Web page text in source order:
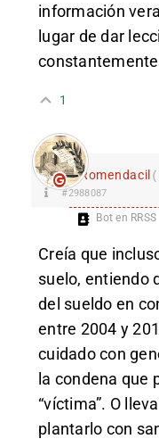
información
lugar de dar
1
Romendacil
#2988087
Bot en RRSS
Creía que
suelo, entiendo
del sueldo en
entre 2004 y
cuidado con
la condena que
“víctima”. O
plantarlo con